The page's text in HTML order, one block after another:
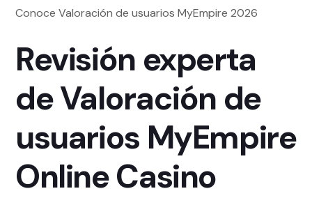
Conoce Valoración de usuarios MyEmpire 2026
Revisión experta
de Valoración de
usuarios MyEmpire
Online Casino